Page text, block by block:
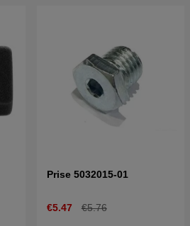
Prise 5032015-01
€5.47 €5.76